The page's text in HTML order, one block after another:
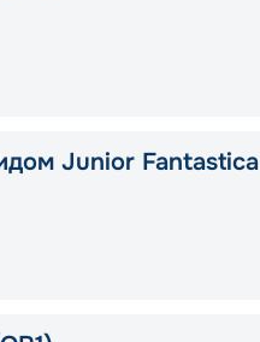
Junior Fantastica